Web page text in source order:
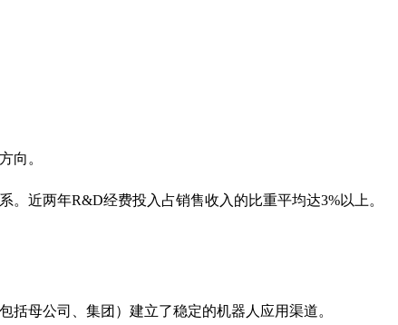
向。
近两年R&D经费投入占销售收入的比重平均达3%以上。
括母公司、集团）建立了稳定的机器人应用渠道。